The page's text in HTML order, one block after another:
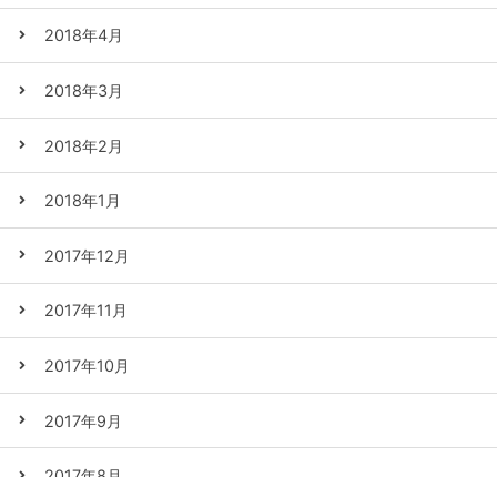
2018年4月
2018年3月
2018年2月
2018年1月
2017年12月
2017年11月
2017年10月
2017年9月